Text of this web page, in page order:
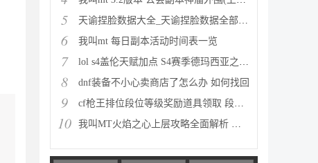
5 天谕捏脸数据大全_天谕捏脸数据全部汇总
6 我叫mt 每日副本活动时间表一览
7 lol s4盖伦天赋加点 S4赛季德玛西亚之力符文与出装推
8 dnf装备不小心卖商店了怎么办 如何找回
9 cf枪王排位段位等级奖励道具领取 段位等级奖励大全
10 我叫MT火焰之心上层攻略全面解析 挑战拉格罗斯